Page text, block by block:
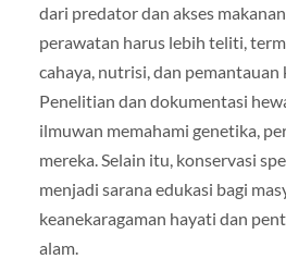
dari predator dan akses
perawatan harus lebih teliti,
cahaya, nutrisi, dan pemantauan
Penelitian dan dokumentasi
ilmuwan memahami genetika,
mereka. Selain itu, konservasi
menjadi sarana edukasi bagi
keanekaragaman hayati dan
alam.